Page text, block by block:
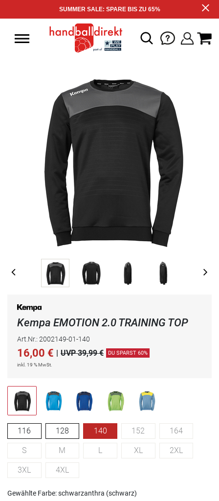
SUMMER SALE: SPARE BIS ZU 65%
Kempa EMOTION 2.0 TRAINING TOP
Art.Nr.: 2002149-01-140
16,00 € | UVP 39,99 € DU SPARST 60%
inkl. 19 % MwSt.
116 128 140 152 164
S M L XL 2XL
3XL 4XL
Gewählte Farbe: schwarzanthra (schwarz)